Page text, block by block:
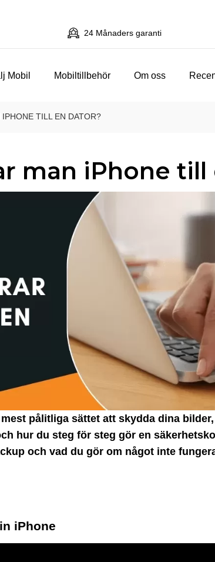
24 Månaders garanti
Mobil Mobiltillbehör Om oss
TILL EN DATOR?
man iPhone till
pålitliga sättet att skydda dina
hur du steg för steg gör en
och vad du gör om något inte
iPhone